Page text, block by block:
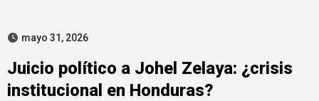
mayo 31, 2026
Juicio político a Johel Zelaya: ¿crisis
institucional en Honduras?